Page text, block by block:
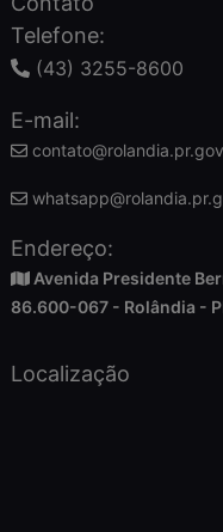
Telefone:
(43) 3255-8600
E-mail:
Endereço:
Avenida Presidente
86.600-067 - Rolândia -
Localização